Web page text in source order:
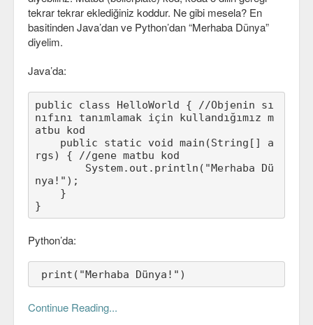
Python
Scala
Güvenlik
Mobil
Android
OS
Linux
Veri Yapıları & Algoritmalar
Veritabanı
MongoDB
tekrar tekrar eklediğiniz koddur. Ne gibi mesela? En
basitinden Java’dan ve Python’dan “Merhaba Dünya”
diyelim.
Java’da:
public class HelloWorld { //Objenin sı
nıfını tanımlamak için kullandığımız m
atbu kod
rgs) { //gene matbu kod
nya!");
}
Python’da:
print("Merhaba Dünya!")
Continue Reading...